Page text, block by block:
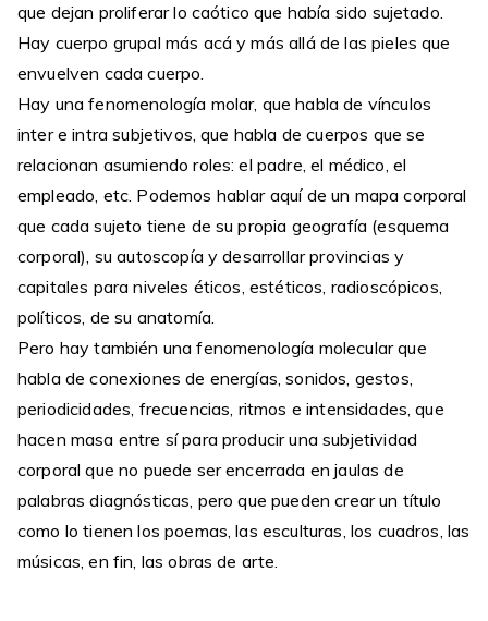
que dejan proliferar lo caótico que había sido sujetado.
Hay cuerpo grupal más acá y más allá de las pieles que
envuelven cada cuerpo.
Hay una fenomenología molar, que habla de vínculos
inter e intra subjetivos, que habla de cuerpos que se
relacionan asumiendo roles: el padre, el médico, el
empleado, etc. Podemos hablar aquí de un mapa corporal
que cada sujeto tiene de su propia geografía (esquema
corporal), su autoscopía y desarrollar provincias y
capitales para niveles éticos, estéticos, radioscópicos,
políticos, de su anatomía.
Pero hay también una fenomenología molecular que
habla de conexiones de energías, sonidos, gestos,
periodicidades, frecuencias, ritmos e intensidades, que
hacen masa entre sí para producir una subjetividad
corporal que no puede ser encerrada en jaulas de
palabras diagnósticas, pero que pueden crear un título
como lo tienen los poemas, las esculturas, los cuadros, las
músicas, en fin, las obras de arte.